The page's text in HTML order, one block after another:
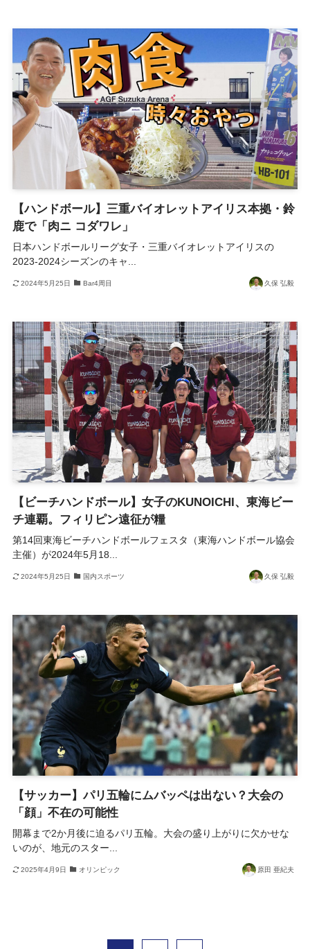
【ハンドボール】三重バイオレットアイリス本拠・鈴
鹿で「肉ニ コダワレ」
日本ハンドボールリーグ女子・三重バイオレットアイリスの
2023-2024シーズンのキャ...
2024年5月25日 Bar4周目 久保 弘毅
【ビーチハンドボール】女子のKUNOICHI、東海ビー
チ連覇。フィリピン遠征が糧
第14回東海ビーチハンドボールフェスタ（東海ハンドボール協会
主催）が2024年5月18...
2024年5月25日 国内スポーツ 久保 弘毅
【サッカー】パリ五輪にムバッペは出ない？大会の
「顔」不在の可能性
開幕まで2か月後に迫るパリ五輪。大会の盛り上がりに欠かせな
いのが、地元のスター...
2025年4月9日 オリンピック 原田 亜紀夫